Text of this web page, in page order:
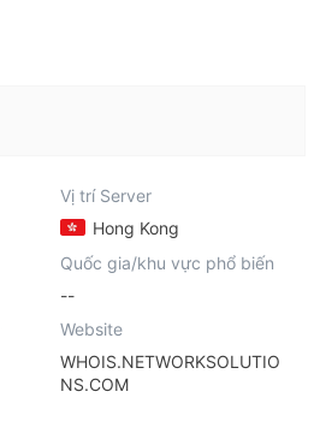
Vị trí Server
Hong Kong
Quốc gia/khu vực phổ biến
--
Website
WHOIS.NETWORKSOLUTIO
NS.COM